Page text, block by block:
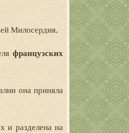
Милосердия.
французских
она приняла
и разделена на